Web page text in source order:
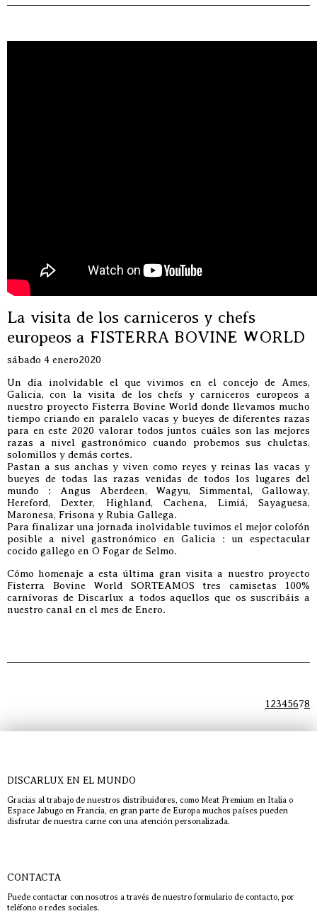
La visita de los carniceros y chefs
europeos a FISTERRA BOVINE WORLD
sábado 4 enero2020
Un día inolvidable el que vivimos en el concejo de Ames,
Galicia, con la visita de los chefs y carniceros europeos a
nuestro proyecto Fisterra Bovine World donde llevamos mucho
tiempo criando en paralelo vacas y bueyes de diferentes razas
para en este 2020 valorar todos juntos cuáles son las mejores
razas a nivel gastronómico cuando probemos sus chuletas,
solomillos y demás cortes.
Pastan a sus anchas y viven como reyes y reinas las vacas y
bueyes de todas las razas venidas de todos los lugares del
mundo : Angus Aberdeen, Wagyu, Simmental, Galloway,
Hereford, Dexter, Highland, Cachena, Limiá, Sayaguesa,
Maronesa, Frisona y Rubia Gallega.
Para finalizar una jornada inolvidable tuvimos el mejor colofón
posible a nivel gastronómico en Galicia : un espectacular
cocido gallego en O Fogar de Selmo.
Cómo homenaje a esta última gran visita a nuestro proyecto
Fisterra Bovine World SORTEAMOS tres camisetas 100%
carnívoras de Discarlux a todos aquellos que os suscribáis a
nuestro canal en el mes de Enero.
12345678
DISCARLUX EN EL MUNDO
Gracias al trabajo de nuestros distribuidores, como Meat Premium en Italia o
Espace Jabugo en Francia, en gran parte de Europa muchos países pueden
disfrutar de nuestra carne con una atención personalizada.
CONTACTA
Puede contactar con nosotros a través de nuestro formulario de contacto, por
teléfono o redes sociales.